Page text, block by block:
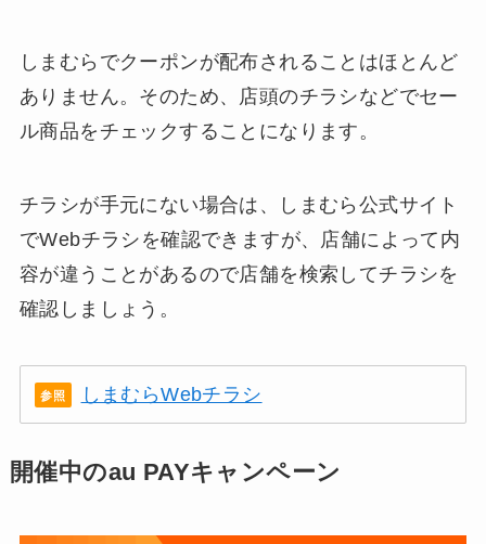
しまむらでクーポンが配布されることはほとんど
ありません。そのため、店頭のチラシなどでセー
ル商品をチェックすることになります。
チラシが手元にない場合は、しまむら公式サイト
でWebチラシを確認できますが、店舗によって内
容が違うことがあるので店舗を検索してチラシを
確認しましょう。
しまむらWebチラシ
開催中のau PAYキャンペーン